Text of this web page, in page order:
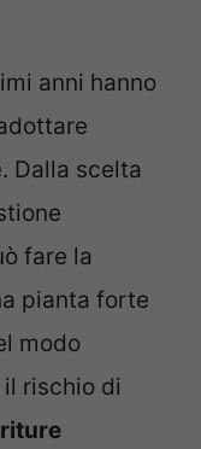
anni hanno
Dalla scelta
fare la
pianta forte
modo
rischio di